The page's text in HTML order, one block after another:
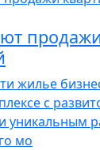
жилье
с
уникальным
мо